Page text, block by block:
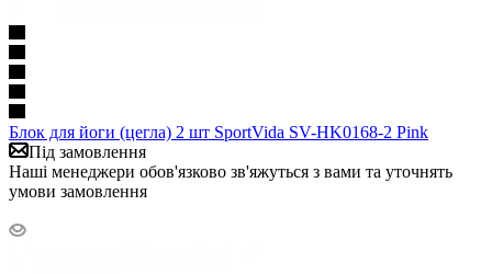
Блок для йоги (цегла) 2 шт SportVida SV-HK0168-2 Pink
Під замовлення
Наші менеджери обов'язково зв'яжуться з вами та уточнять
умови замовлення